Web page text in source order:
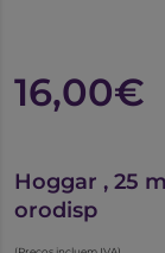
16,00€
Hoggar , 25
orodisp